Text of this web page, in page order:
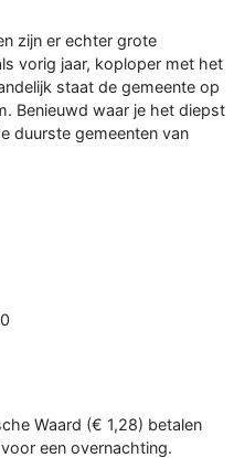
zijn er echter grote
vorig jaar, koploper met het
staat de gemeente op
Benieuwd waar je het diepst
duurste gemeenten van
Waard (€ 1,28) betalen
een overnachting.